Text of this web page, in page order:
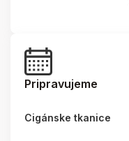
Pripravujeme
Cigánske tkanice